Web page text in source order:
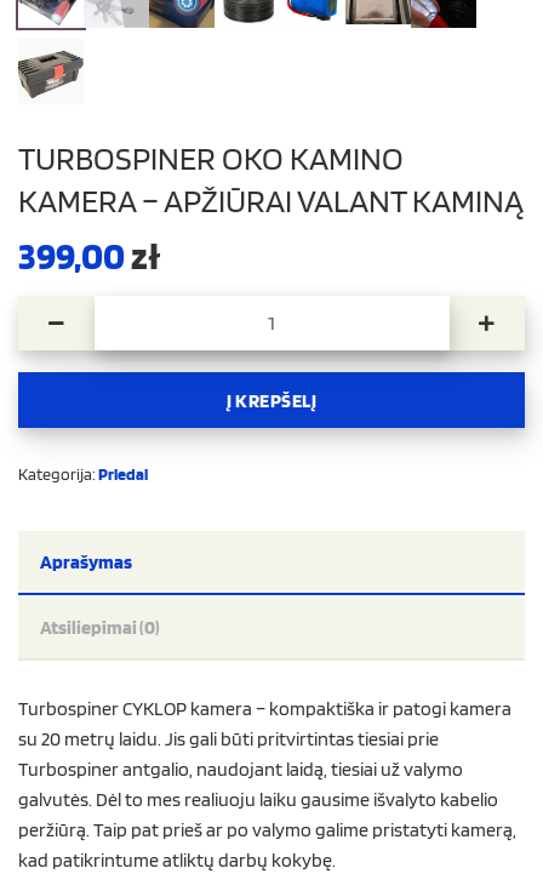
TURBOSPINER OKO KAMINO
KAMERA – APŽIŪRAI VALANT KAMINĄ
399,00zł
produkto kiekis: TURBOSPINER OKO kamino kamera -
Į KREPŠELĮ
Kategorija:Priedai
Aprašymas
Atsiliepimai (0)
Turbospiner CYKLOP kamera – kompaktiška ir patogi kamera
su 20 metrų laidu. Jis gali būti pritvirtintas tiesiai prie
Turbospiner antgalio, naudojant laidą, tiesiai už valymo
galvutės. Dėl to mes realiuoju laiku gausime išvalyto kabelio
peržiūrą. Taip pat prieš ar po valymo galime pristatyti kamerą,
kad patikrintume atliktų darbų kokybę.